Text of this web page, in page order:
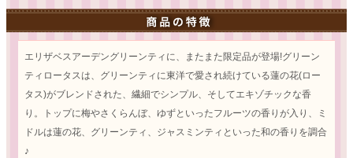
エリザベスアーデングリーンティに、またまた限定品が登場!グリーン
ティロータスは、グリーンティに東洋で愛され続けている蓮の花(ロー
タス)がブレンドされた、繊細でシンプル、そしてエキゾチックな香
り。トップに梅やさくらんぼ、ゆずといったフルーツの香りが入り、ミ
ドルは蓮の花、グリーンティ、ジャスミンティといった和の香りを調合
♪